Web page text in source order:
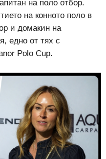
на поло отбор.
на конното поло в
и домакин на
едно от тях с
Polo Cup.